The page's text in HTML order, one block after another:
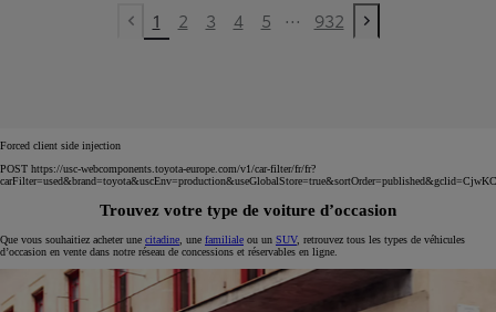
Previous page
1 2 3 4 5 ... 932
Next page
Forced client side injection
POST https://usc-webcomponents.toyota-europe.com/v1/car-filter/fr/fr?
Trouvez votre type de voiture d’occasion
Que vous souhaitiez acheter une citadine , une familiale ou un SUV, retrouvez tous les types de véhicules
d’occasion en vente dans notre réseau de concessions et réservables en ligne.